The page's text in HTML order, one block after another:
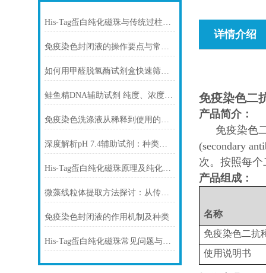
His-Tag蛋白纯化磁珠与传统过柱层析纯化方式
免疫染色封闭液的操作要点与常见问题解决方案
如何用甲醛脱氢酶试剂盒快速筛查食品中甲醛残留？
鲑鱼精DNA辅助试剂 纯度、浓度与稳定性对实验结果的影响
免疫染色洗涤液从稀释到使用的完整流程
深度解析pH 7.4辅助试剂：种类、选择
His-Tag蛋白纯化磁珠原理及纯化步骤
微藻线粒体提取方法探讨：从传统技术到试剂盒方案
免疫染色封闭液的作用机制及种类
His-Tag蛋白纯化磁珠常见问题与解决方案
详情介绍
免疫染色二
产品简介：
免疫染色
(secondary
次。按照每
产品组成：
名称
免疫染色二抗
使用说明书